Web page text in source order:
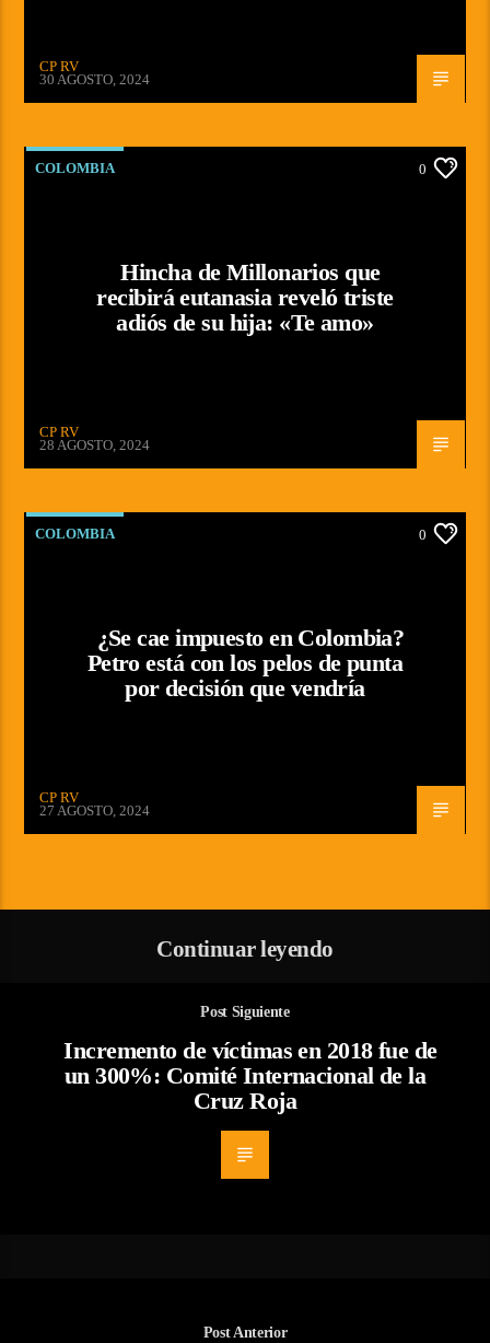
CP RV
30 AGOSTO, 2024
COLOMBIA 0
Hincha de Millonarios que
recibirá eutanasia reveló triste
adiós de su hija: «Te amo»
CP RV
28 AGOSTO, 2024
COLOMBIA 0
¿Se cae impuesto en Colombia?
Petro está con los pelos de punta
por decisión que vendría
CP RV
27 AGOSTO, 2024
Continuar leyendo
Post Siguiente
Incremento de víctimas en 2018 fue de
un 300%: Comité Internacional de la
Cruz Roja
Post Anterior